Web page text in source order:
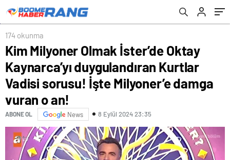
174 okunma
Kim Milyoner Olmak İster’de Oktay
Kaynarca’yı duygulandıran Kurtlar
Vadisi sorusu! İşte Milyoner’e damga
vuran o an!
ABONE OL News 8 Eylül 2024 23:35